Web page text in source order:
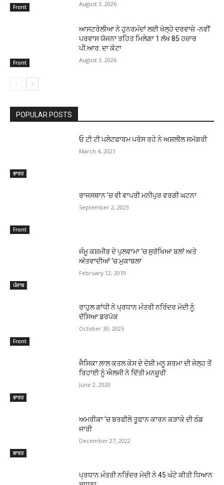
Front August 3, 2026
Front
ਆਸਟਰੇਲੀਆ ਨੇ ਹੁਨਰਮੰਦਾਂ ਲਈ ਖੋਲ੍ਹੇ ਦਰਵਾਜ਼ੇ -ਨਵੀਂ
ਪਰਵਾਸ ਯੋਜਨਾ ਤਹਿਤ ਮਿਲੇਗਾ 1 ਲੱਖ 85 ਹਜ਼ਾਰ
ਪੀ.ਆਰ. ਦਾ ਕੋਟਾ
August 3, 2026
POPULAR POSTS
ਭਾਰਤ
ਓ ਟੀ ਟੀ ਪਲੇਟਫਾਰਮ ਪਰੋਸ ਰਹੇ ਨੇ ਅਸ਼ਲੀਲ ਸਮੱਗਰੀ
March 4, 2021
Front
ਰਾਜਸਥਾਨ ’ਚ ਵੀ ਵਾਪਰੀ ਮਨੀਪੁਰ ਵਰਗੀ ਘਟਨਾ
September 2, 2023
ਪੰਜਾਬ
ਜੰਮੂ ਕਸ਼ਮੀਰ ਦੇ ਪੁਲਵਾਮਾ ‘ਚ ਸੁਰੱਖਿਆ ਬਲਾਂ ਅਤੇ
ਅੱਤਵਾਦੀਆਂ ‘ਚ ਮੁਕਾਬਲਾ
February 12, 2019
Front
ਰਾਹੁਲ ਗਾਂਧੀ ਨੇ ਪ੍ਰਧਾਨ ਮੰਤਰੀ ਨਰਿੰਦਰ ਮੋਦੀ ਨੂੰ
ਦੱਸਿਆ ਡਰਪੋਕ
October 30, 2025
ਭਾਰਤ
ਜੈਸਿਕਾ ਲਾਲ ਕਤਲ ਕੇਸ ਦੇ ਦੋਸ਼ੀ ਮਨੂ ਸ਼ਰਮਾ ਦੀ ਜੇਲ੍ਹ ਤੋਂ
ਰਿਹਾਈ ਨੂੰ ਐਲਜੀ ਨੇ ਦਿੱਤੀ ਮਨਜ਼ੂਰੀ
June 2, 2020
ਭਾਰਤ
ਅਮਰੀਕਾ ’ਚ ਬਰਫੀਲੇ ਤੂਫਾਨ ਕਾਰਨ ਕੜਾਕੇ ਦੀ ਠੰਡ
ਜਾਰੀ
December 27, 2022
ਪ੍ਰਧਾਨ ਮੰਤਰੀ ਨਰਿੰਦਰ ਮੋਦੀ ਨੇ 45 ਘੰਟੇ ਕੀਤੀ ਧਿਆਨ